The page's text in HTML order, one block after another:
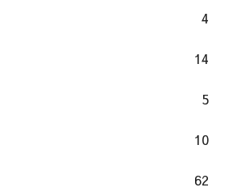
4
14
5
10
62